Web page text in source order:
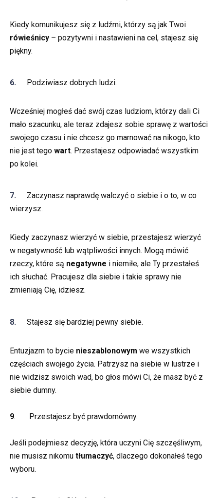
Kiedy komunikujesz się z ludźmi, którzy są jak Twoi
rówieśnicy – pozytywni i nastawieni na cel, stajesz się
piękny.
Podziwiasz dobrych ludzi.
Wcześniej mogłeś dać swój czas ludziom, którzy dali Ci
mało szacunku, ale teraz zdajesz sobie sprawę z wartości
swojego czasu i nie chcesz go marnować na nikogo, kto
nie jest tego wart. Przestajesz odpowiadać wszystkim
po kolei.
Zaczynasz naprawdę walczyć o siebie i o to, w co
wierzysz.
Kiedy zaczynasz wierzyć w siebie, przestajesz wierzyć
w negatywność lub wątpliwości innych. Mogą mówić
rzeczy, które są negatywne i niemiłe, ale Ty przestałeś
ich słuchać. Pracujesz dla siebie i takie sprawy nie
zmieniają Cię, idziesz.
Stajesz się bardziej pewny siebie.
Entuzjazm to bycie nieszablonowym we wszystkich
częściach swojego życia. Patrzysz na siebie w lustrze i
nie widzisz swoich wad, bo głos mówi Ci, że masz być z
siebie dumny.
9. Przestajesz być prawdomówny.
Jeśli podejmiesz decyzję, która uczyni Cię szczęśliwym,
nie musisz nikomu tłumaczyć, dlaczego dokonałeś tego
wyboru.